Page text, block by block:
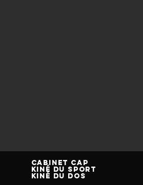
Cabinet CAP
Kiné du sport
Kiné du DOs